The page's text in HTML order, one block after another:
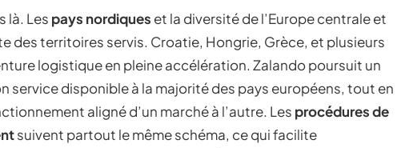
là. Les pays nordiques et la diversité de l’Europe centrale et
des territoires servis. Croatie, Hongrie, Grèce, et plusieurs
logistique en pleine accélération. Zalando poursuit un
service disponible à la majorité des pays européens, tout en
aligné d’un marché à l’autre. Les procédures de
suivent partout le même schéma, ce qui facilite